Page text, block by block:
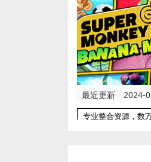
最近更新 2024-
专业整合资源，数